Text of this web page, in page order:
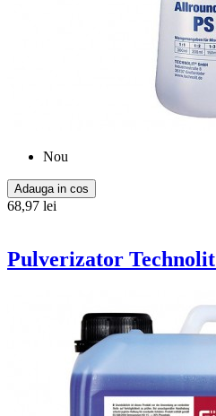
Nou
Adauga in cos
68,97 lei
Pulverizator Technolit